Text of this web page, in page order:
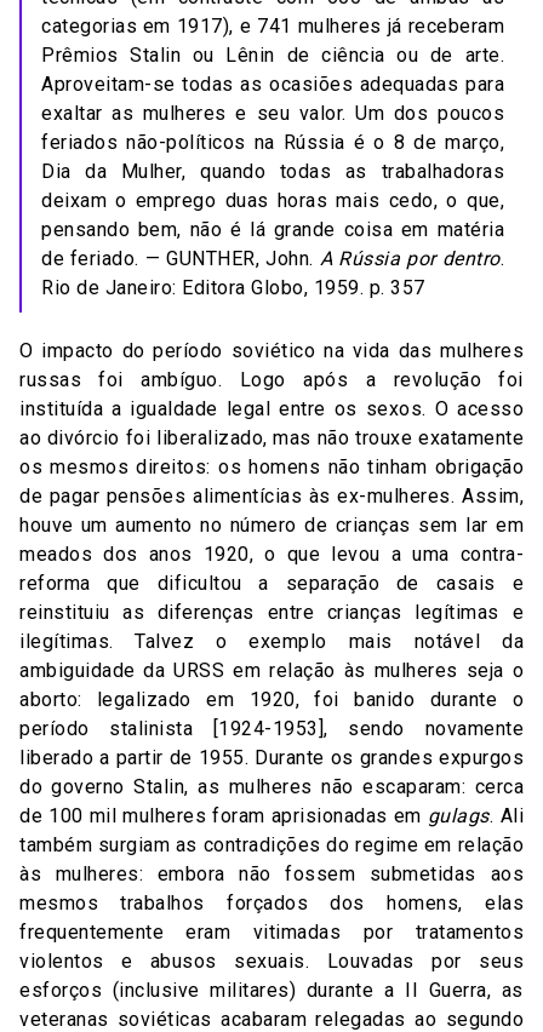
categorias em 1917), e 741 mulheres já receberam
Prêmios Stalin ou Lênin de ciência ou de arte.
Aproveitam-se todas as ocasiões adequadas para
exaltar as mulheres e seu valor. Um dos poucos
feriados não-políticos na Rússia é o 8 de março,
Dia da Mulher, quando todas as trabalhadoras
deixam o emprego duas horas mais cedo, o que,
pensando bem, não é lá grande coisa em matéria
de feriado. — GUNTHER, John. A Rússia por dentro.
Rio de Janeiro: Editora Globo, 1959. p. 357
O impacto do período soviético na vida das mulheres
russas foi ambíguo. Logo após a revolução foi
instituída a igualdade legal entre os sexos. O acesso
ao divórcio foi liberalizado, mas não trouxe exatamente
os mesmos direitos: os homens não tinham obrigação
de pagar pensões alimentícias às ex-mulheres. Assim,
houve um aumento no número de crianças sem lar em
meados dos anos 1920, o que levou a uma contra-
reforma que dificultou a separação de casais e
reinstituiu as diferenças entre crianças legítimas e
ilegítimas. Talvez o exemplo mais notável da
ambiguidade da URSS em relação às mulheres seja o
aborto: legalizado em 1920, foi banido durante o
período stalinista [1924-1953], sendo novamente
liberado a partir de 1955. Durante os grandes expurgos
do governo Stalin, as mulheres não escaparam: cerca
de 100 mil mulheres foram aprisionadas em gulags. Ali
também surgiam as contradições do regime em relação
às mulheres: embora não fossem submetidas aos
mesmos trabalhos forçados dos homens, elas
frequentemente eram vitimadas por tratamentos
violentos e abusos sexuais. Louvadas por seus
esforços (inclusive militares) durante a II Guerra, as
veteranas soviéticas acabaram relegadas ao segundo